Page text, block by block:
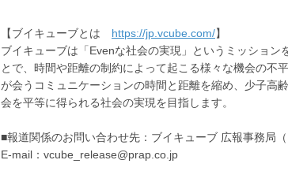
【ブイキューブとは https://jp.vcube.com/】
ブイキューブは「Evenな社会の実現」というミッショ
とで、時間や距離の制約によって起こる様々な機会の不
が会うコミュニケーションの時間と距離を縮め、少子高
会を平等に得られる社会の実現を目指します。
■報道関係のお問い合わせ先：ブイキューブ 広報事務局（
E-mail：vcube_release@prap.co.jp